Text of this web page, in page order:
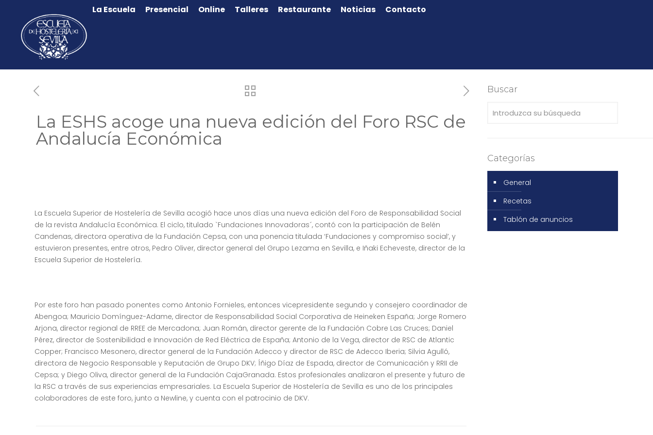
La Escuela Presencial Online Talleres Restaurante Noticias Contacto
La ESHS acoge una nueva edición del Foro RSC de
Andalucía Económica
La Escuela Superior de Hostelería de Sevilla acogió hace unos días una nueva edición del Foro de Responsabilidad Social
de la revista Andalucía Económica. El ciclo, titulado `Fundaciones Innovadoras´, contó con la participación de Belén
Candenas, directora operativa de la Fundación Cepsa, con una ponencia titulada ‘Fundaciones y compromiso social’, y
estuvieron presentes, entre otros, Pedro Oliver, director general del Grupo Lezama en Sevilla, e Iñaki Echeveste, director de la
Escuela Superior de Hostelería.
Por este foro han pasado ponentes como Antonio Fornieles, entonces vicepresidente segundo y consejero coordinador de
Abengoa; Mauricio Domínguez-Adame, director de Responsabilidad Social Corporativa de Heineken España; Jorge Romero
Arjona, director regional de RREE de Mercadona; Juan Román, director gerente de la Fundación Cobre Las Cruces; Daniel
Pérez, director de Sostenibilidad e Innovación de Red Eléctrica de España; Antonio de la Vega, director de RSC de Atlantic
Copper; Francisco Mesonero, director general de la Fundación Adecco y director de RSC de Adecco Iberia; Silvia Agulló,
directora de Negocio Responsable y Reputación de Grupo DKV; Íñigo Díaz de Espada, director de Comunicación y RRII de
Cepsa; y Diego Oliva, director general de la Fundación CajaGranada. Estos profesionales analizaron el presente y futuro de
la RSC a través de sus experiencias empresariales. La Escuela Superior de Hostelería de Sevilla es uno de los principales
colaboradores de este foro, junto a Newline, y cuenta con el patrocinio de DKV.
Buscar
Categorías
General
Recetas
Tablón de anuncios